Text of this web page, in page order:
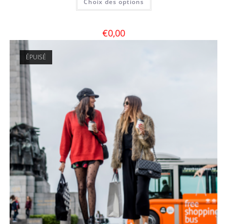
Choix des options
€0,00
ÉPUISÉ